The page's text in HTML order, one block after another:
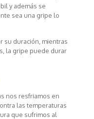
y además se
sea una gripe lo
su duración, mientras
la gripe puede durar
nos resfriamos en
las temperaturas
que sufrimos al